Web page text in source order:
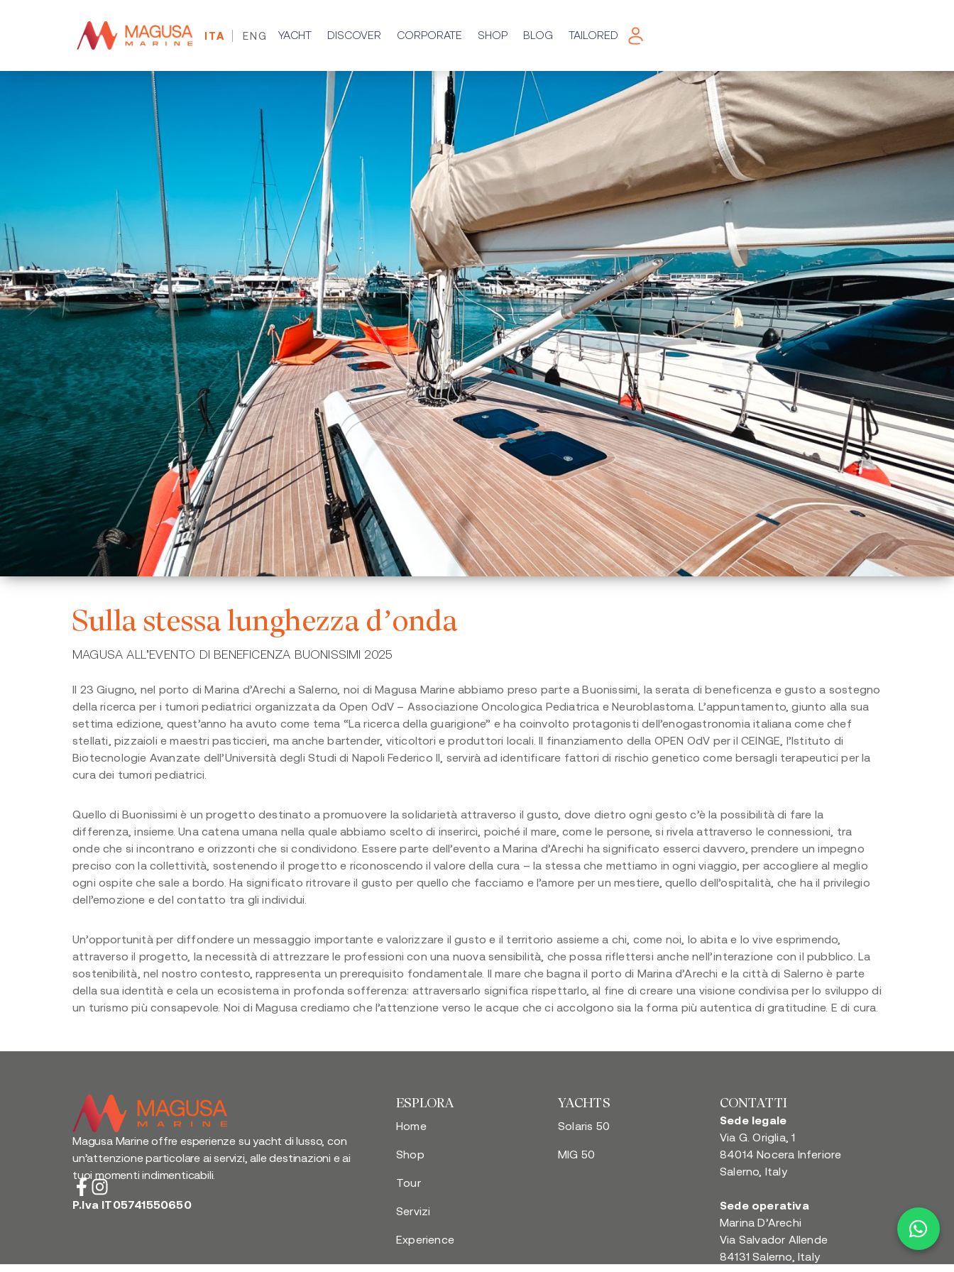
ITA ENG YACHT DISCOVER CORPORATE SHOP BLOG TAILORED
Sulla stessa lunghezza d’onda
MAGUSA ALL’EVENTO DI BENEFICENZA BUONISSIMI 2025
Il 23Giugno , nel porto di Marina d’Arechi a Salerno, noi diMagusa Marine abbiamo preso parte aBuonissimi , la serata di beneficenza e gusto a sostegno
della ricerca per i tumori pediatrici organizzata da Open OdV – Associazione Oncologica Pediatrica e Neuroblastoma. L’appuntamento, giunto alla sua
settima edizione, quest’anno ha avuto come tema “La ricerca della guarigione” e ha coinvolto protagonisti dell’enogastronomia italiana come chef
stellati, pizzaioli e maestri pasticcieri, ma anche bartender, viticoltori e produttori locali. Il finanziamento della OPEN OdV per il CEINGE, l’Istituto di
Biotecnologie Avanzate dell’Università degli Studi di Napoli Federico II, serviràad identificare fattori di rischio genetico come bersagli terapeutici per la
cura dei tumori pediatrici.
Quello di Buonissimi è un progetto destinato a promuovere la solidarietà attraverso il gusto, dove dietro ogni gesto c’è la possibilità di fare la
differenza, insieme. Una catena umana nella quale abbiamo scelto di inserirci, poiché il mare, come le persone, si rivela attraverso le connessioni, tra
onde che si incontrano e orizzonti che si condividono. Essere parte dell’evento a Marina d’Arechi ha significato esserci davvero, prendere un impegno
preciso con la collettività, sostenendo il progetto e riconoscendo il valore della cura – la stessa che mettiamo in ogni viaggio, per accogliere al meglio
ogni ospite che sale a bordo. Ha significato ritrovare il gusto per quello che facciamo e l’amore per un mestiere, quello dell’ospitalità, che ha il privilegio
dell’emozione e del contatto tra gli individui.
Un’opportunità per diffondere un messaggio importante e valorizzare il gusto e il territorio assieme a chi, come noi, lo abita e lo vive esprimendo,
attraverso il progetto, la necessità di attrezzare le professioni con una nuova sensibilità, che possa riflettersi anche nell’interazione con il pubblico. La
sostenibilità, nel nostro contesto, rappresenta un prerequisito fondamentale. Il mare che bagna il porto di Marina d’Arechi e la città di Salerno è parte
della sua identità e cela un ecosistema in profonda sofferenza: attraversarlo significa rispettarlo, al fine di creare una visione condivisa per lo sviluppo di
un turismo più consapevole. Noi di Magusa crediamo che l’attenzione verso le acque che ci accolgono sia la forma più autentica di gratitudine. E di cura.
Magusa Marine offre esperienze su yacht di lusso, con
un’attenzione particolare ai servizi, alle destinazioni e ai
tuoi momenti indimenticabili.
P.Iva IT05741550650
ESPLORA
Home
Shop
Tour
Servizi
Experience
Tailored
YACHTS
Solaris 50
MIG 50
CONTATTI
Sede legale
Via G. Origlia, 1
84014 Nocera Inferiore
Salerno, Italy
Sede operativa
Marina D’Arechi
Via Salvador Allende
84131 Salerno, Italy